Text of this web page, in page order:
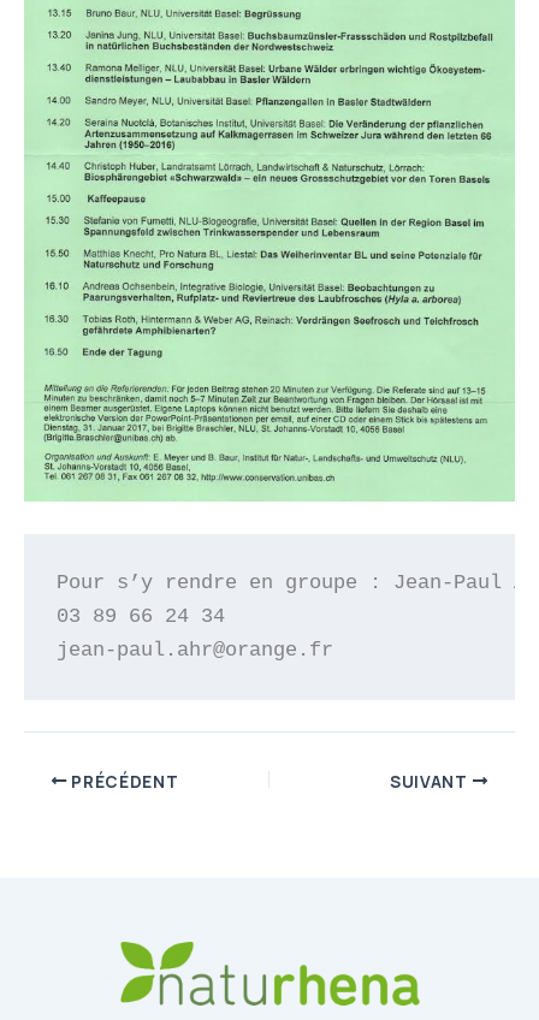
Pour s’y rendre en groupe : Jean-Paul
03 89 66 24 34
jean-paul.ahr@orange.fr
PRÉCÉDENT SUIVANT